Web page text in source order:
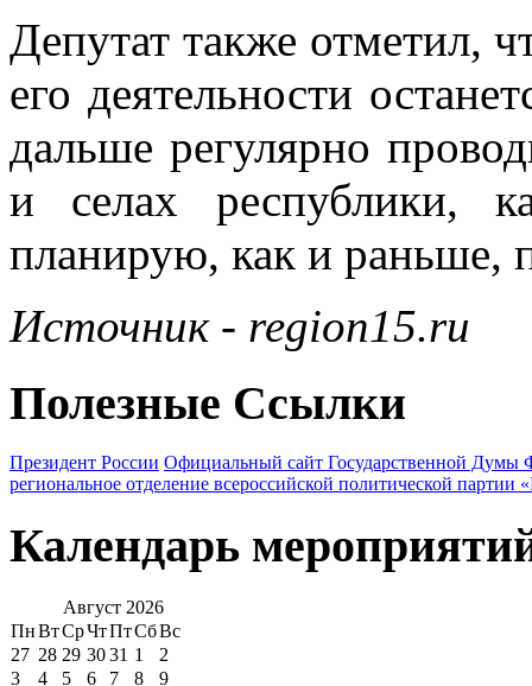
Депутат также отметил,
его деятельности
дальше регулярно
и селах республики,
планирую, как и раньше,
Источник - region15.ru
Полезные Ссылки
Президент России Официальный сайт Государственной Думы
региональное отделение всероссийской политической партии
Календарь
Август 2026
ПнВтСрЧтПтСбВс
27 28 29 3031 1
2
3
4 5 6 7 8
9